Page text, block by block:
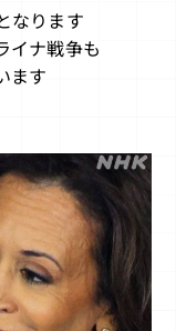
なります
イナ戦争も
ます